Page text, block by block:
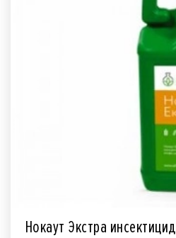
Нокаут Экстра инсектицид